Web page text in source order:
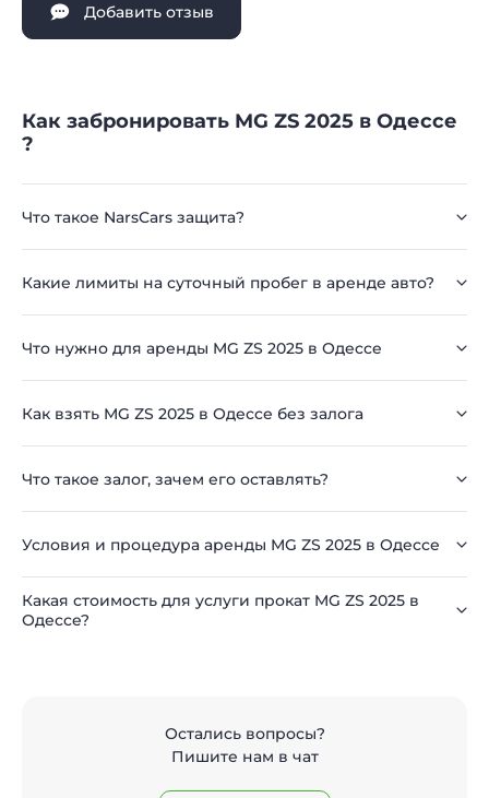
Добавить отзыв
Как забронировать MG ZS 2025 в Одессе
?
Что такое NarsCars защита?
Какие лимиты на суточный пробег в аренде авто?
Что нужно для аренды MG ZS 2025 в Одессе
Как взять MG ZS 2025 в Одессе без залога
Что такое залог, зачем его оставлять?
Условия и процедура аренды MG ZS 2025 в Одессе
Какая стоимость для услуги прокат MG ZS 2025 в
Одессе?
Остались вопросы?
Пишите нам в чат